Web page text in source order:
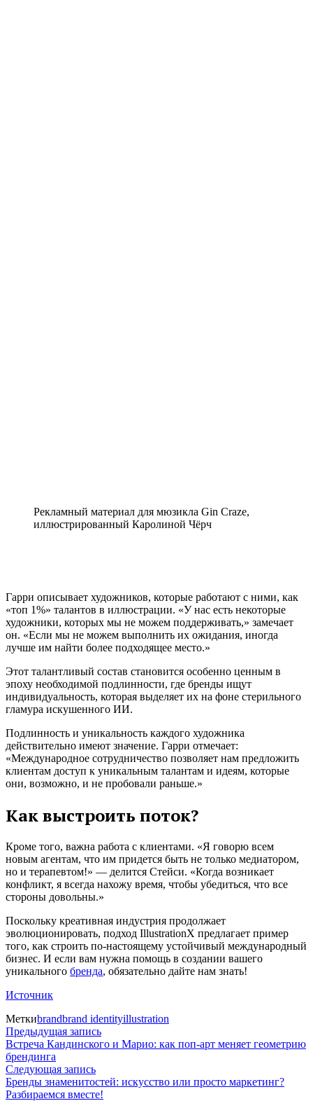
Рекламный материал для мюзикла Gin Craze,
иллюстрированный Каролиной Чёрч
Гарри описывает художников, которые работают с ними, как
«топ 1%» талантов в иллюстрации. «У нас есть некоторые
художники, которых мы не можем поддерживать,» замечает
он. «Если мы не можем выполнить их ожидания, иногда
лучше им найти более подходящее место.»
Этот талантливый состав становится особенно ценным в
эпоху необходимой подлинности, где бренды ищут
индивидуальность, которая выделяет их на фоне стерильного
гламура искушенного ИИ.
Подлинность и уникальность каждого художника
действительно имеют значение. Гарри отмечает:
«Международное сотрудничество позволяет нам предложить
клиентам доступ к уникальным талантам и идеям, которые
они, возможно, и не пробовали раньше.»
Как выстроить поток?
Кроме того, важна работа с клиентами. «Я говорю всем
новым агентам, что им придется быть не только медиатором,
но и терапевтом!» — делится Стейси. «Когда возникает
конфликт, я всегда нахожу время, чтобы убедиться, что все
стороны довольны.»
Поскольку креативная индустрия продолжает
эволюционировать, подход IllustrationX предлагает пример
того, как строить по-настоящему устойчивый международный
бизнес. И если вам нужна помощь в создании вашего
уникального бренда, обязательно дайте нам знать!
Источник
Меткиbrandbrand identityillustration
Навигация
по
записям
Предыдущая записьПредыдущая
запись:
Встреча Кандинского и Марио: как поп-арт меняет геометрию
брендинга
Следующая записьСледующая
запись:
Бренды знаменитостей: искусство или просто маркетинг?
Разбираемся вместе!